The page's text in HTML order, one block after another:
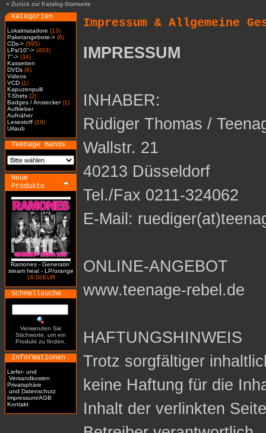
» Zurück zur Katalog-Startseite
Kategorien
Lokalmatadore (13)
Paketangebote-> (6)
CDs-> (595)
LPs/10"-> (453)
7"-> (34)
Kassetten
DVDs (6)
Videos
VCD (1)
Kapuzenpulli
T-Shirts (2)
Badges / Anstecker(1)
Aufkleber
Aufnäher
Lesestoff (19)
Urlaub
Teenage Bands
Neue
Produkte
Ramones - Generatin'
steam heat - LP/orange
18.00EUR
Schnellsuche
Verwenden Sie
Stichworte, um ein
Produkt zu finden.
Informationen
Liefer- und
Versandkosten
Privatsphäre
und Datenschutz
Impressum/AGB
Kontakt
Impressum & Allgemeine
IMPRESSUM
INHABER:
Rüdiger Thomas /
Wallstr. 21
40213 Düsseldorf
Tel./Fax 0211-324062
E-Mail:
ONLINE-ANGEBOT
www.teenage-rebel.de
HAFTUNGSHINWEIS
Trotz sorgfältiger
keine Haftung für die
Inhalt der verlinkten